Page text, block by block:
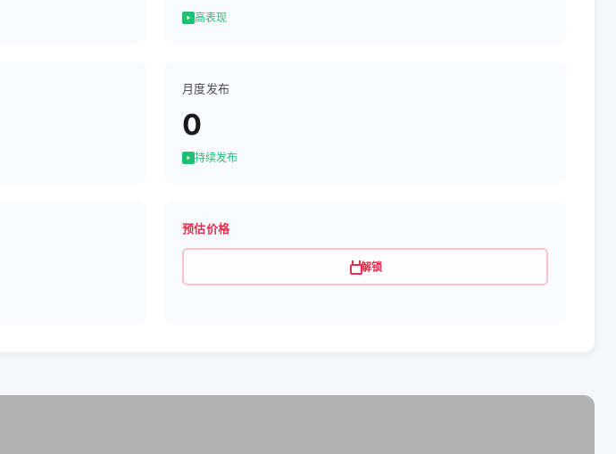
高表现
月度发布
0
持续发布
预估价格
解锁